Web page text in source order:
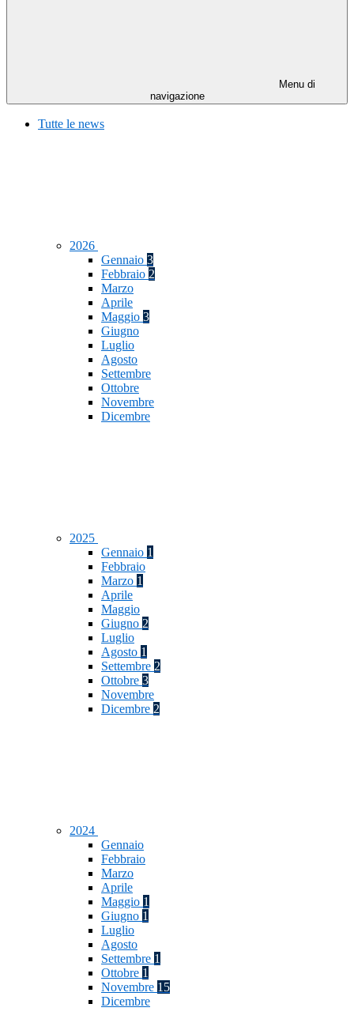
Menu di
navigazione
Tutte le news
2026
Gennaio 3
Febbraio 2
Marzo
Aprile
Maggio 3
Giugno
Luglio
Agosto
Settembre
Ottobre
Novembre
Dicembre
2025
Gennaio 1
Febbraio
Marzo 1
Aprile
Maggio
Giugno 2
Luglio
Agosto 1
Settembre 2
Ottobre 3
Novembre
Dicembre 2
2024
Gennaio
Febbraio
Marzo
Aprile
Maggio 1
Giugno 1
Luglio
Agosto
Settembre 1
Ottobre 1
Novembre 15
Dicembre